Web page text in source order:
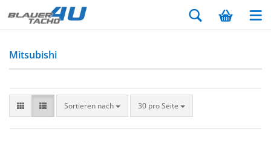
Mitsubishi
Sortieren nach 30 pro Seite